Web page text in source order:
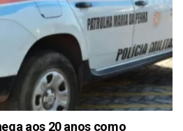
aos 20 anos como